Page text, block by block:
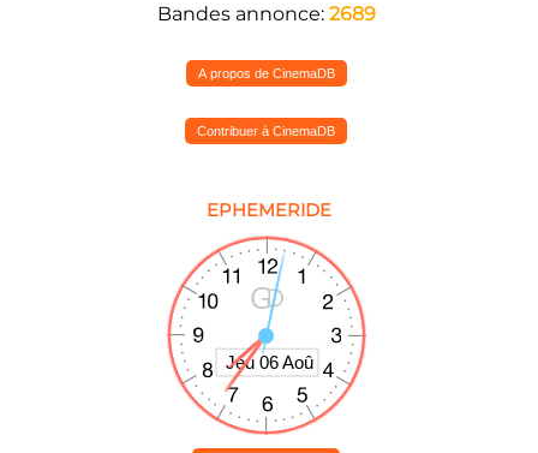
Bandes annonce: 2689
A propos de CinemaDB
Contribuer à CinemaDB
EPHEMERIDE